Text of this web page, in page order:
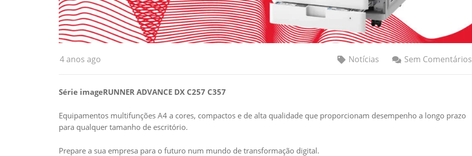
4 anos ago Notícias Sem Comentários
Série imageRUNNER ADVANCE DX C257 C357
Equipamentos multifunções A4 a cores, compactos e de alta qualidade que proporcionam desempenho a longo prazo
para qualquer tamanho de escritório.
Prepare a sua empresa para o futuro num mundo de transformação digital.